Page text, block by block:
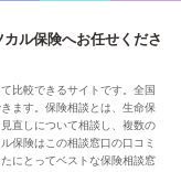
ル保険へお任せくださ
比較できるサイトです。全国
ます。保険相談とは、生命保
直しについて相談し、複数の
保険はこの相談窓口の口コミ
にとってベストな保険相談窓